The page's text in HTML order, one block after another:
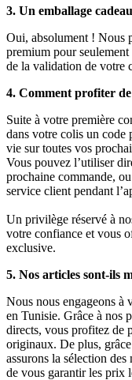
3. Un emballage
Oui, absolument ! Nous
premium pour
de la validation de votre
4. Comment profiter
Suite à votre première
dans votre colis un code
vie sur toutes vos
Vous pouvez l’utiliser
prochaine commande,
service client pendant
Un privilège réservé à
votre confiance et vous
exclusive.
5. Nos articles sont-ils
Nous nous engageons
en Tunisie. Grâce à nos
directs, vous profitez de
originaux. De plus,
assurons la sélection
de vous garantir les prix